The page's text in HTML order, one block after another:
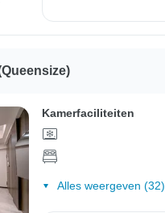
Kamerfaciliteiten
Alles weergeven (32)